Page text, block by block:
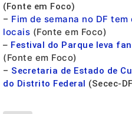
(Fonte em Foco)
– Fim de semana no DF
locais (Fonte em Foco)
– Festival do Parque leva
(Fonte em Foco)
– Secretaria de Estado de
do Distrito Federal (Secec-